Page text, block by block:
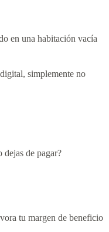
en una habitación vacía
simplemente no
dejas de pagar?
tu margen de beneficio